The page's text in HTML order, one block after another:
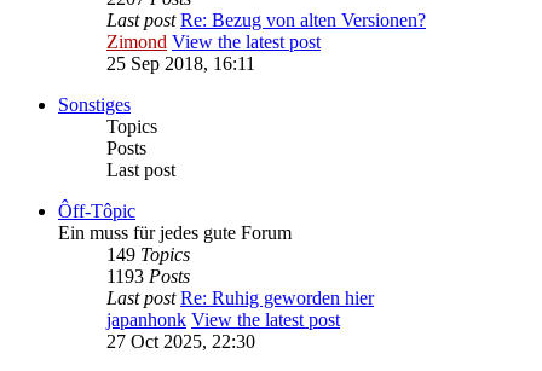
Last post Re: Bezug von alten Versionen?
Zimond View the latest post
25 Sep 2018, 16:11
Sonstiges
Topics
Posts
Last post
Ôff-Tôpic
Ein muss für jedes gute Forum
149 Topics
1193 Posts
Last post Re: Ruhig geworden hier
japanhonk View the latest post
27 Oct 2025, 22:30